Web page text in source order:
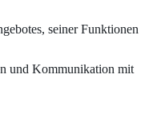
seiner Funktionen
und Kommunikation mit